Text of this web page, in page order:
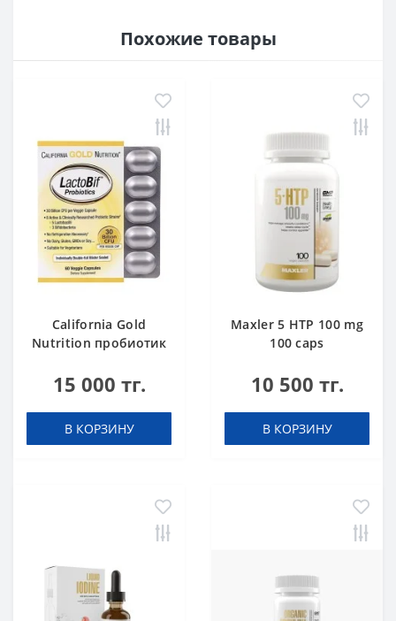
Похожие товары
California Gold
Nutrition пробиотик
КОЕ 60 капсул
15 000 тг.
В КОРЗИНУ
Maxler 5 HTP 100 mg
100 caps
10 500 тг.
В КОРЗИНУ